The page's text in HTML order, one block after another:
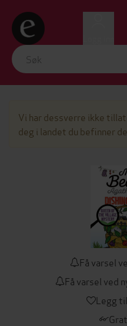
Vi har dessverre ikke
deg i landet du befinner
Få varsel
Få varsel ved
Legg